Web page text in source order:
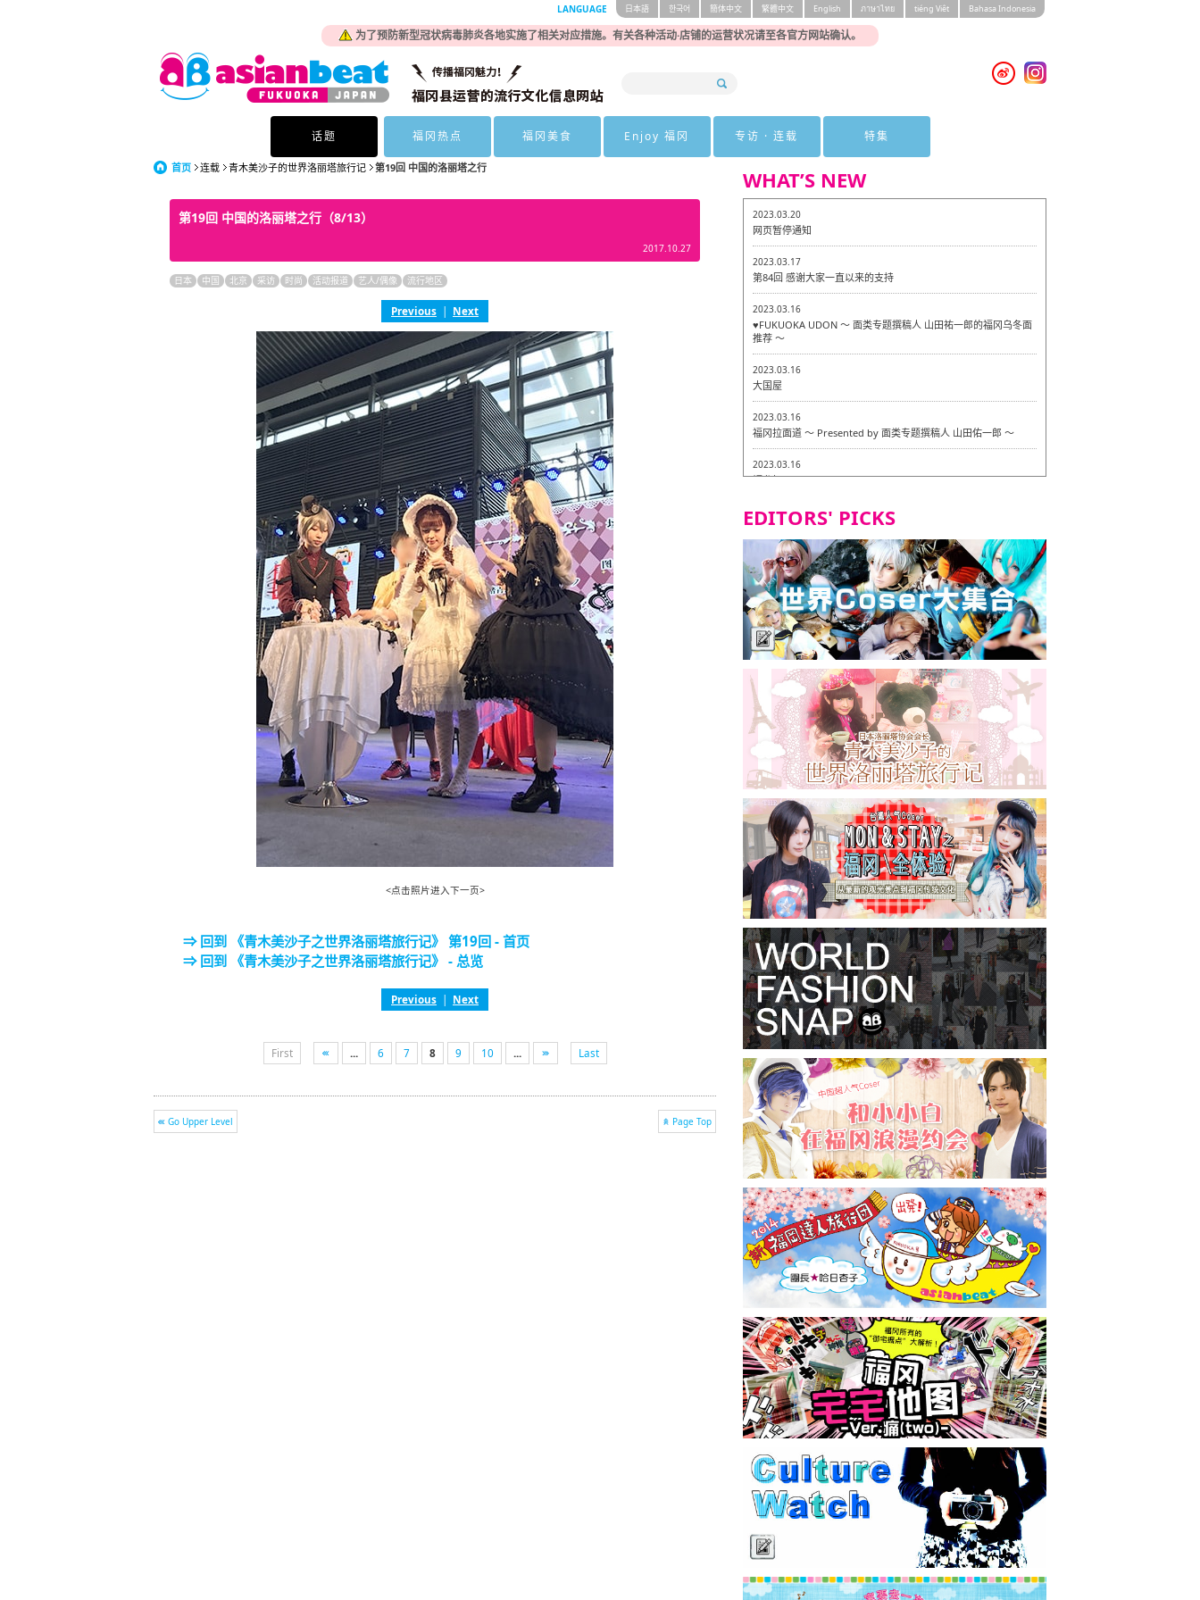
为了预防新型冠状病毒肺炎各地实施了相关对应措施。有关各种活动·店铺的运营状况请至各官方网站确认。
LANGUAGE 日本語 한국어 簡体中文 繁體中文 English ภาษาไทย tiéng Viêt Bahasa Indonesia
话题 福冈热点 福冈美食 Enjoy 福冈 专访 · 连载 特集
首页 连载 青木美沙子的世界洛丽塔旅行记 第19回 中国的洛丽塔之行
第19回 中国的洛丽塔之行（8/13）
2017.10.27
日本 中国 北京 采访 时尚 活动报道 艺人/偶像 流行地区
Previous | Next
<点击照片进入下一页>
⇒ 回到 《青木美沙子之世界洛丽塔旅行记》 第19回 - 首页
⇒ 回到 《青木美沙子之世界洛丽塔旅行记》 - 总览
Previous | Next
First ... 6 7 8 9 10 ... Last
Go Upper Level Page Top
WHAT’S NEW
2023.03.20
网页暂停通知
2023.03.17
第84回 感谢大家一直以来的支持
2023.03.16
♥FUKUOKA UDON ～ 面类专题撰稿人 山田祐一郎的福冈乌冬面
推荐 ～
2023.03.16
大国屋
2023.03.16
福冈拉面道 〜 Presented by 面类专题撰稿人 山田佑一郎 〜
2023.03.16
福龙轩
2023.03.07
Isogiyokarazu 博多总店 〜 严格素食主义・素食主义者的菜单试
的试吃之旅 in 福冈市！〜
2023.03.07
严格素食主义・素食主义者的菜单试的试吃之旅 in 福冈市！
2023.03.02
Little Stand 大名店 〜 严格素食主义・素食主义者的菜单试的试
吃之旅 in 福冈市！〜
2023.02.28
东筑轩 折尾本社乌冬店
EDITORS' PICKS